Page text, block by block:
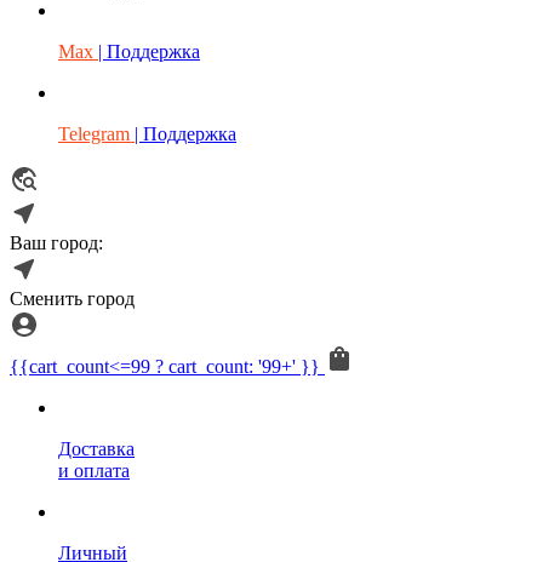
Max | Поддержка
Telegram | Поддержка
Ваш город:
Сменить город
{{cart_count<=99 ? cart_count: '99+' }}
Доставка
и оплата
Личный